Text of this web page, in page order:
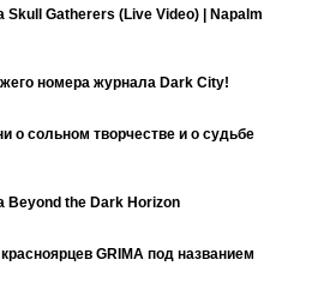
Skull Gatherers (Live Video) | Napalm
номера журнала Dark City!
о сольном творчестве и о судьбе
Beyond the Dark Horizon
GRIMA под названием